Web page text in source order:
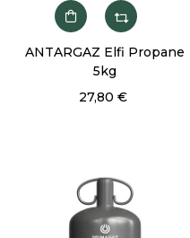
ANTARGAZ Elfi Propane
5kg
27,80 €